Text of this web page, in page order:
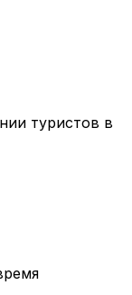
туристов в